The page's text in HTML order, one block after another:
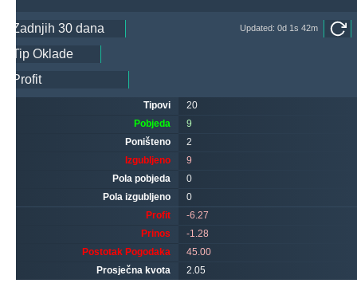
Updated: 0d 1s 42m
Tipovi
Pobjeda
Poništeno
Izgubljeno
Pola pobjeda
Pola izgubljeno
20
9
2
9
0
0
Profit
Prinos
Postotak Pogodaka
Prosječna kvota
-6.27
-1.28
45.00
2.05